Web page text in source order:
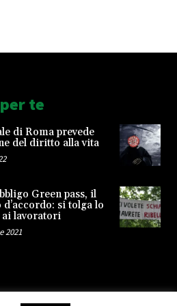
te
di Roma prevede
del diritto alla vita
Green pass, il
d’accordo: si tolga lo
lavoratori
2021